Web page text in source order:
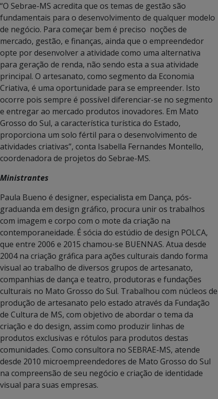
“O Sebrae-MS acredita que os temas de gestão são
fundamentais para o desenvolvimento de qualquer modelo
de negócio. Para começar bem é preciso noções de
mercado, gestão, e finanças, ainda que o empreendedor
opte por desenvolver a atividade como uma alternativa
para geração de renda, não sendo esta a sua atividade
principal. O artesanato, como segmento da Economia
Criativa, é uma oportunidade para se empreender. Isto
ocorre pois sempre é possível diferenciar-se no segmento
e entregar ao mercado produtos inovadores. Em Mato
Grosso do Sul, a característica turística do Estado,
proporciona um solo fértil para o desenvolvimento de
atividades criativas”, conta Isabella Fernandes Montello,
coordenadora de projetos do Sebrae-MS.
Ministrantes
Paula Bueno é designer, especialista em Dança, pós-
graduanda em design grá­fico, procura unir os trabalhos
com imagem e corpo com o mote da criação na
contemporaneidade. É sócia do estúdio de design POLCA,
que entre 2006 e 2015 chamou-se BUENNAS. Atua desde
2004 na criação gráfi­ca para ações culturais dando forma
visual ao trabalho de diversos grupos de artesanato,
companhias de dança e teatro, produtoras e fundações
culturais no Mato Grosso do Sul. Trabalhou com núcleos de
produção de artesanato pelo estado através da Fundação
de Cultura de MS, com objetivo de abordar o tema da
criação e do design, assim como produzir linhas de
produtos exclusivas e rótulos para produtos destas
comunidades. Como consultora no SEBRAE-MS, atende
desde 2010 microempreendedores de Mato Grosso do Sul
na compreensão de seu negócio e criação de identidade
visual para suas empresas.